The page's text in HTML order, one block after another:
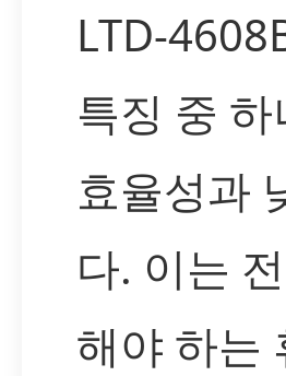
LTD-
특징 중
효율성과
다. 이는
해야 하는